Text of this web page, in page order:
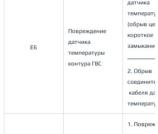
E6
Повреждение
датчика
температуры
контура ГВС
датчика
(обрыв
короткое
2. Обрыв
кабеля
1.